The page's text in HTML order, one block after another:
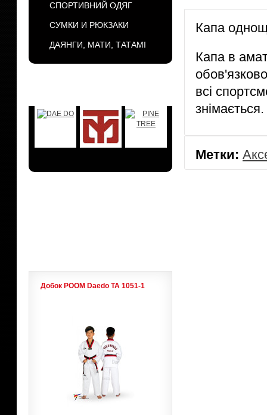
СПОРТИВНИЙ ОДЯГ
СУМКИ И РЮКЗАКИ
ДАЯНГИ, МАТИ, ТАТАМІ
Добок POOM Daedo ТА 1051-1
Капа
Капа в
всі
знімається.
Метки: